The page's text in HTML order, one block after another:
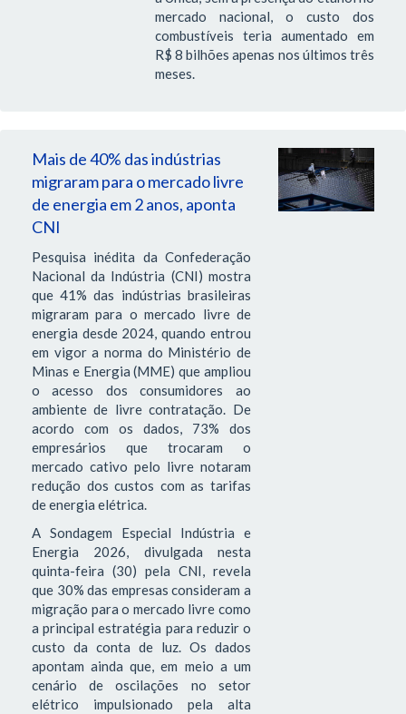
mercado nacional, o custo dos
combustíveis teria aumentado em
R$ 8 bilhões apenas nos últimos três
meses.
Mais de 40% das indústrias
migraram para o mercado livre
de energia em 2 anos, aponta
CNI
Pesquisa inédita da Confederação
Nacional da Indústria (CNI) mostra
que 41% das indústrias brasileiras
migraram para o mercado livre de
energia desde 2024, quando entrou
em vigor a norma do Ministério de
Minas e Energia (MME) que ampliou
o acesso dos consumidores ao
ambiente de livre contratação. De
acordo com os dados, 73% dos
empresários que trocaram o
mercado cativo pelo livre notaram
redução dos custos com as tarifas
de energia elétrica.
A Sondagem Especial Indústria e
Energia 2026, divulgada nesta
quinta-feira (30) pela CNI, revela
que 30% das empresas consideram a
migração para o mercado livre como
a principal estratégia para reduzir o
custo da conta de luz. Os dados
apontam ainda que, em meio a um
cenário de oscilações no setor
elétrico impulsionado pela alta